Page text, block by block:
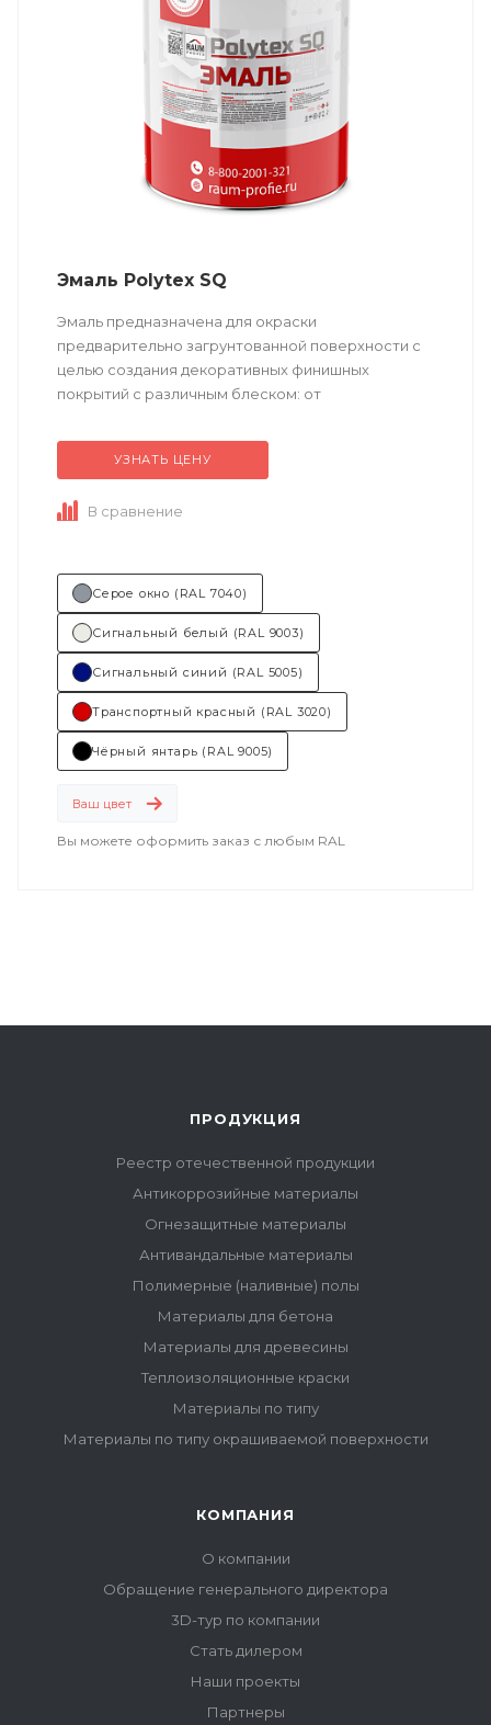
Эмаль Polytex SQ
Эмаль предназначена для окраски
предварительно загрунтованной поверхности с
целью создания декоративных финишных
покрытий с различным блеском: от
Техническое описание...
УЗНАТЬ ЦЕНУ
В сравнение
Серое окно (RAL 7040)
Сигнальный белый (RAL 9003)
Сигнальный синий (RAL 5005)
Транспортный красный (RAL 3020)
Чёрный янтарь (RAL 9005)
Ваш цвет
Вы можете оформить заказ с любым RAL
ПРОДУКЦИЯ
Реестр отечественной продукции
Антикоррозийные материалы
Огнезащитные материалы
Антивандальные материалы
Полимерные (наливные) полы
Материалы для бетона
Материалы для древесины
Теплоизоляционные краски
Материалы по типу
Материалы по типу окрашиваемой поверхности
КОМПАНИЯ
О компании
Обращение генерального директора
3D-тур по компании
Стать дилером
Наши проекты
Партнеры